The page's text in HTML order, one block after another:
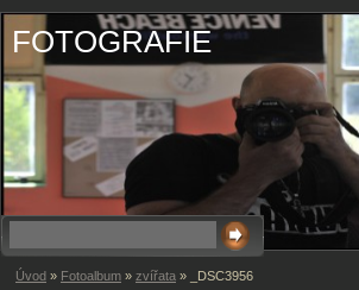
FOTOGRAFIE
Úvod » Fotoalbum » zvířata » _DSC3956